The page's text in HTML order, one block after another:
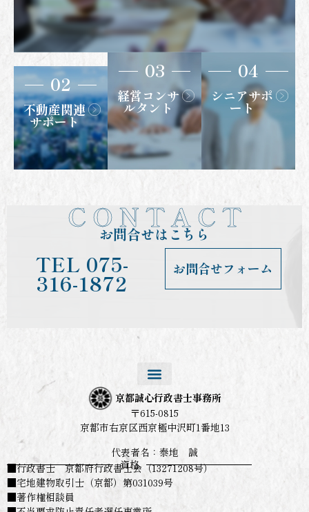
02
不動産関連
サポート
03
経営コンサ
ルタント
04
シニアサポ
ート
C O N T A C T
お問合せはこちら
TEL 075-
316-1872
お問合せフォーム
京都誠心行政書士事務所
〒615-0815
京都市右京区西京極中沢町1番地13
代表者名：泰地 誠
資格
■行政書士 京都府行政書士会（13271208号）
■宅地建物取引士（京都）第031039号
■著作権相談員